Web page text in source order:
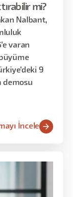
mi?
Nalbant,
varan
9
demosu
İncele